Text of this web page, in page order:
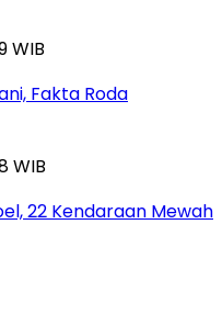
WIB
Fakta Roda
WIB
22 Kendaraan Mewah